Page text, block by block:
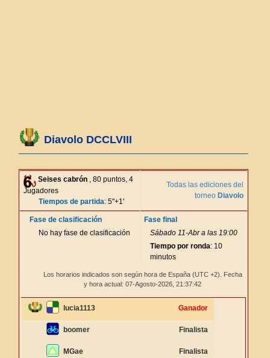
Diavolo DCCLVIII
Seises cabrón , 80 puntos, 4
Jugadores
Tiempos de partida: 5"+1'
Todas las ediciones del
torneo Diavolo
Fase de clasificación
No hay fase de clasificación
Fase final
Sábado 11-Abr a las 19:00
Tiempo por ronda: 10
minutos
Los horarios indicados son según hora de España (UTC +2). Fecha
y hora actual: 07-Agosto-2026, 21:37:42
lucia1113 Ganador
boomer Finalista
MGae Finalista